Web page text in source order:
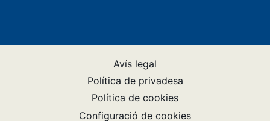
Avís legal
Política de privadesa
Política de cookies
Configuració de cookies